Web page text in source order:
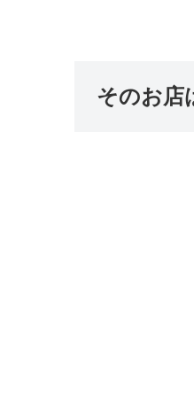
そのお店